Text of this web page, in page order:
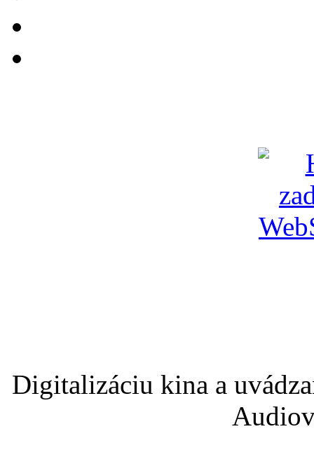
Digitalizáciu kina a